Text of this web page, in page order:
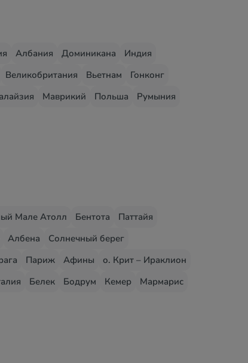
Албания Доминикана
Индия
Великобритания Вьетнам
Гонконг
Маврикий Польша
Румыния
Мале Атолл Бентота
Паттайя
Албена
Солнечный берег
Париж Афины
о. Крит – Ираклион
Белек Бодрум Кемер Мармарис